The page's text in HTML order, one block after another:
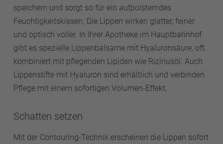
speichern und sorgt so für ein aufpolsterndes
Feuchtigkeitskissen. Die Lippen wirken glatter, feiner
und optisch voller. In Ihrer Apotheke im Hauptbahnhof
gibt es spezielle Lippenbalsame mit Hyaluronsäure, oft
kombiniert mit pflegenden Lipiden wie Rizinusöl. Auch
Lippenstifte mit Hyaluron sind erhältlich und verbinden
Pflege mit einem sofortigen Volumen-Effekt.
Schatten setzen
Mit der Contouring-Technik erscheinen die Lippen sofort